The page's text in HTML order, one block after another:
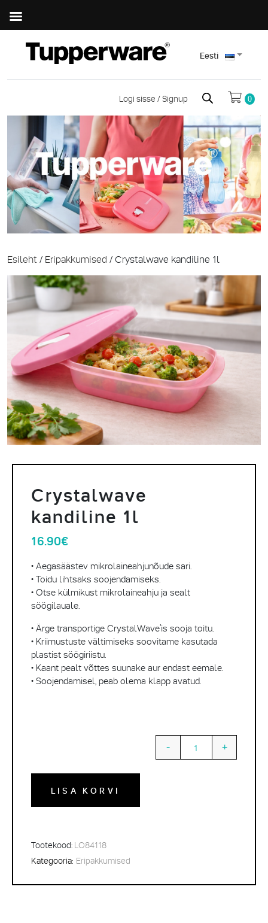
Eesti
Logi sisse / Signup 0
Esileht/Eripakkumised/ Crystalwave kandiline 1l
Crystalwave
kandiline 1l
16.90€
• Aegasäästev mikrolaineahjunõude sari.
• Toidu lihtsaks soojendamiseks.
• Otse külmikust mikrolaineahju ja sealt
söögilauale.
• Ärge transportige CrystalWave’is sooja toitu.
• Kriimustuste vältimiseks soovitame kasutada
plastist söögiriistu.
• Kaant pealt võttes suunake aur endast eemale.
• Soojendamisel, peab olema klapp avatud.
Quantity
- +
LISA KORVI
Tootekood:LO84118
Kategooria: Eripakkumised